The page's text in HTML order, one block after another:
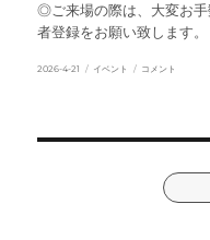
◎ご来場の際は、大変お
者登録をお願い致します。
投
2026-4-21
カ
イベント
第
能
コメント